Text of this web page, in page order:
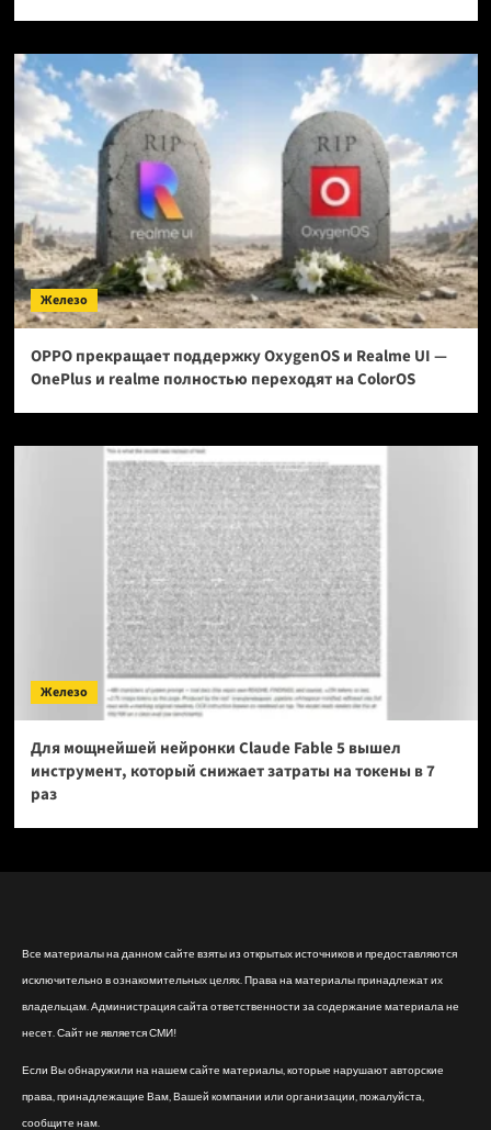
Железо
OPPO прекращает поддержку OxygenOS и Realme UI —
OnePlus и realme полностью переходят на ColorOS
Железо
Для мощнейшей нейронки Claude Fable 5 вышел
инструмент, который снижает затраты на токены в 7
раз
Все материалы на данном сайте взяты из открытых источников и предоставляются
исключительно в ознакомительных целях. Права на материалы принадлежат их
владельцам. Администрация сайта ответственности за содержание материала не
несет. Сайт не является СМИ!
Если Вы обнаружили на нашем сайте материалы, которые нарушают авторские
права, принадлежащие Вам, Вашей компании или организации, пожалуйста,
сообщите нам.